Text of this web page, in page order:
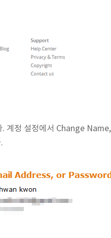
. 계정 설정에서 Change